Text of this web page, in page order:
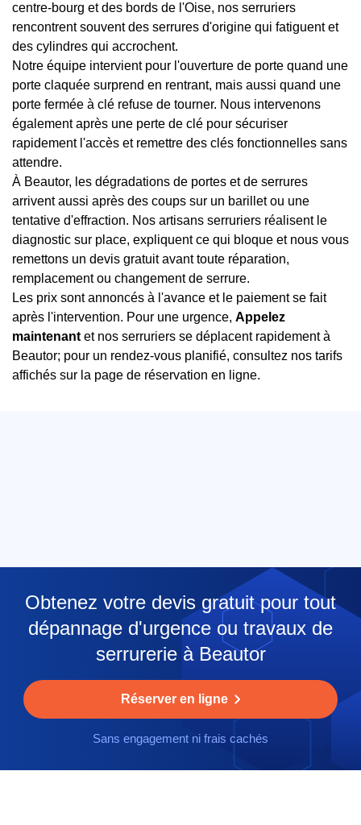
centre-bourg et des bords de l'Oise, nos serruriers
rencontrent souvent des serrures d'origine qui fatiguent et
des cylindres qui accrochent.
Notre équipe intervient pour l'ouverture de porte quand une
porte claquée surprend en rentrant, mais aussi quand une
porte fermée à clé refuse de tourner. Nous intervenons
également après une perte de clé pour sécuriser
rapidement l'accès et remettre des clés fonctionnelles sans
attendre.
À Beautor, les dégradations de portes et de serrures
arrivent aussi après des coups sur un barillet ou une
tentative d'effraction. Nos artisans serruriers réalisent le
diagnostic sur place, expliquent ce qui bloque et nous vous
remettons un devis gratuit avant toute réparation,
remplacement ou changement de serrure.
Les prix sont annoncés à l'avance et le paiement se fait
après l'intervention. Pour une urgence, Appelez
maintenant et nos serruriers se déplacent rapidement à
Beautor; pour un rendez-vous planifié, consultez nos tarifs
affichés sur la page de réservation en ligne.
Obtenez votre devis gratuit pour tout
dépannage d'urgence ou travaux de
serrurerie à Beautor
Réserver en ligne
Sans engagement ni frais cachés